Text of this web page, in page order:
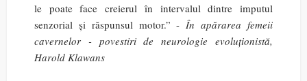
le poate face creierul în intervalul dintre imputul
senzorial și răspunsul motor.” - În apărarea femeii
cavernelor - povestiri de neurologie evoluționistă,
Harold Klawans